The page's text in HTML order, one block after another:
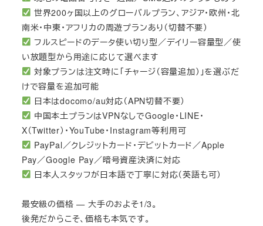
世界200ヶ国以上のグローバルプラン、アジア・欧州・北
南米・中東・アフリカの周遊プランあり（切替不要）
フルスピードのデータ使い切り型／デイリー容量型／使
い放題型から用途に応じて選べます
対象プランは注文時に「チャージ（容量追加）」を選ぶだ
けで容量を追加可能
日本はdocomo/au対応（APN切替不要）
中国本土プランはVPNなしでGoogle・LINE・
X（Twitter）・YouTube・Instagram等利用可
PayPal／クレジットカード・デビットカード／Apple
Pay／Google Pay／暗号資産決済に対応
日本人スタッフが日本語で丁寧に対応（英語も可）
最安級の価格 — 大手のおよそ1/3。
後発だからこそ、価格も本気です。